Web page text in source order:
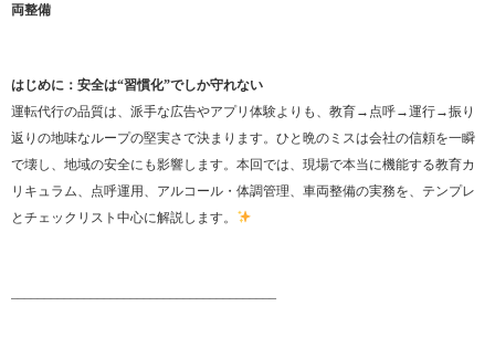
両整備
はじめに：安全は“習慣化”でしか守れない
運転代行の品質は、派手な広告やアプリ体験よりも、教育→点呼→運行→振り
返りの地味なループの堅実さで決まります。ひと晩のミスは会社の信頼を一瞬
で壊し、地域の安全にも影響します。本回では、現場で本当に機能する教育カ
リキュラム、点呼運用、アルコール・体調管理、車両整備の実務を、テンプレ
とチェックリスト中心に解説します。